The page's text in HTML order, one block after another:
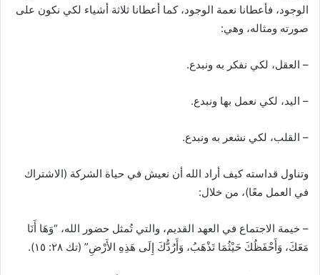
الوجود، فأعطانا نعمة الوجود، كما أعطانا ثلاثة أشياء لكي نكون على
صورته ومثاله، وهي:
– العقل، لكي نفكر به ونبدع.
– اليد، لكي نعمل بها ونبدع.
– القلب، لكي نشعر به ونبدع.
وتناول قداسته كيف أراد الله أن نعيش في حياة الشركة (الاشتراك
في العمل معًا)، من خلال:
– خيمة الاجتماع في العهد القديم، والتي تُمثل حضور الله، “وَهَا أَنَا
مَعَكَ، وَأَحْفَظُكَ حَيْثُمَا تَذْهَبُ، وَأَرُدُّكَ إِلَى هَذِهِ الأَرْضِ” (تك ٢٨: ١٥).